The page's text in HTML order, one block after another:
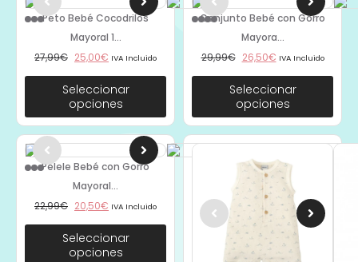
Peto Bebé Cocodrilos
Mayoral 1...
27,99€ 25,00€ IVA Incluido
Seleccionar
opciones
Conjunto Bebé con Gorro
Mayora...
29,99€ 26,50€ IVA Incluido
Seleccionar
opciones
Pelele Bebé con Gorro
Mayoral...
22,99€ 20,50€ IVA Incluido
Seleccionar
opciones